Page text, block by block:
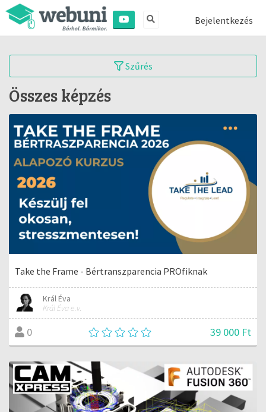
Bejelentkezés
Szűrés
Összes képzés
Take the Frame - Bértranszparencia PROfiknak
Král Éva
Král Éva e.v.
0 39 000 Ft